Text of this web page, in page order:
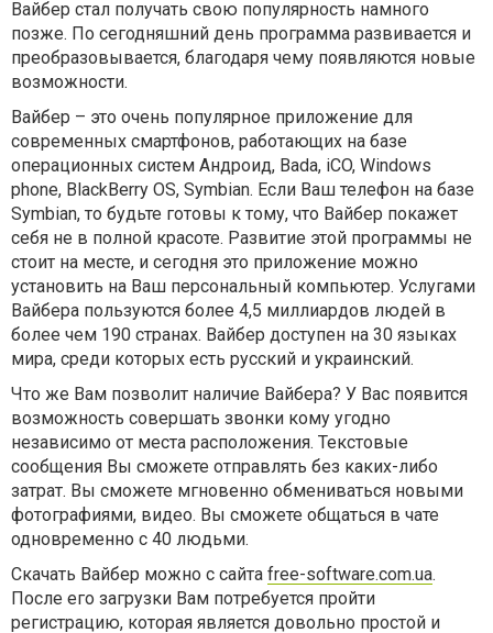
Вайбер стал получать свою популярность намного
позже. По сегодняшний день программа развивается и
преобразовывается, благодаря чему появляются новые
возможности.
Вайбер – это очень популярное приложение для
современных смартфонов, работающих на базе
операционных систем Андроид, Bada, iCO, Windows
phone, BlackBerry OS, Symbian. Если Ваш телефон на базе
Symbian, то будьте готовы к тому, что Вайбер покажет
себя не в полной красоте. Развитие этой программы не
стоит на месте, и сегодня это приложение можно
установить на Ваш персональный компьютер. Услугами
Вайбера пользуются более 4,5 миллиардов людей в
более чем 190 странах. Вайбер доступен на 30 языках
мира, среди которых есть русский и украинский.
Что же Вам позволит наличие Вайбера? У Вас появится
возможность совершать звонки кому угодно
независимо от места расположения. Текстовые
сообщения Вы сможете отправлять без каких-либо
затрат. Вы сможете мгновенно обмениваться новыми
фотографиями, видео. Вы сможете общаться в чате
одновременно с 40 людьми.
Скачать Вайбер можно с сайта free-software.com.ua.
После его загрузки Вам потребуется пройти
регистрацию, которая является довольно простой и